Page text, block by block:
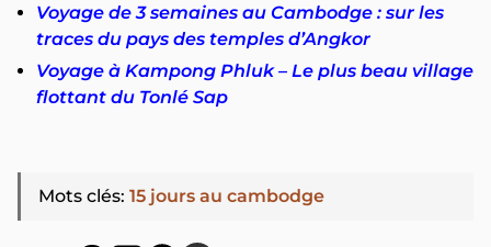
Voyage de 3 semaines au Cambodge : sur les
traces du pays des temples d’Angkor
Voyage à Kampong Phluk – Le plus beau village
flottant du Tonlé Sap
Mots clés: 15 jours au cambodge